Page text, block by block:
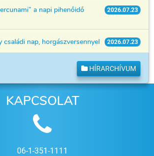
2026.07.23
a napi pihenőidő
2026.07.23
családi nap, horgászversennyel
HÍRARCHÍVUM
KAPCSOLAT
06-1-351-1111